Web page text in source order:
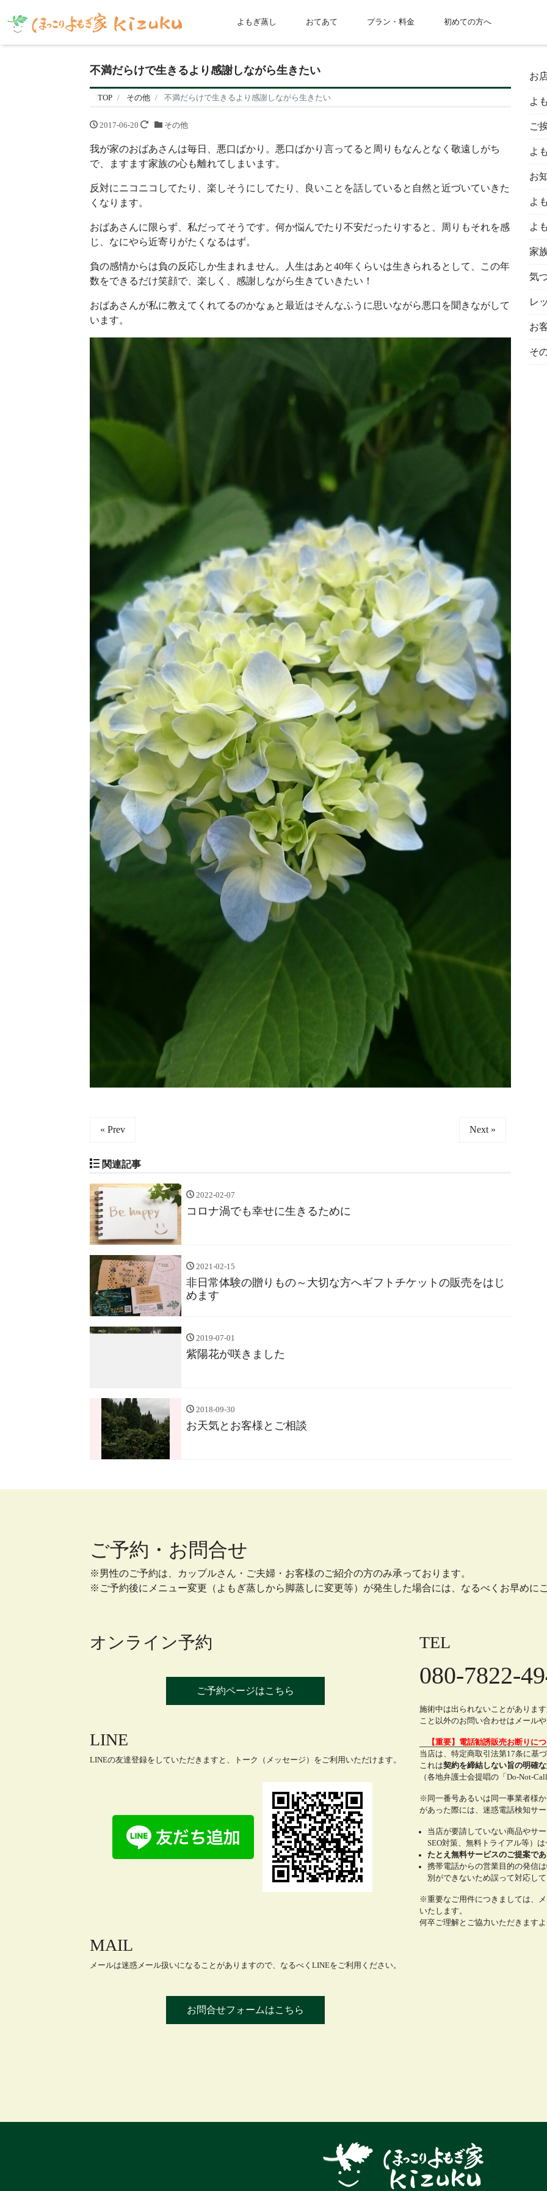
よもぎ蒸し おてあて プラン・料金 初めての方へ
不満だらけで生きるより感謝しながら生きたい
TOP その他 不満だらけで生きるより感謝しながら生きたい
2017-06-20 その他
我が家のおばあさんは毎日、悪口ばかり。悪口ばかり言ってると周りもなんとなく敬遠しがち
で、ますます家族の心も離れてしまいます。
反対にニコニコしてたり、楽しそうにしてたり、良いことを話していると自然と近づいていきた
くなります。
おばあさんに限らず、私だってそうです。何か悩んでたり不安だったりすると、周りもそれを感
じ、なにやら近寄りがたくなるはず。
負の感情からは負の反応しか生まれません。人生はあと40年くらいは生きられるとして、この年
数をできるだけ笑顔で、楽しく、感謝しながら生きていきたい！
おばあさんが私に教えてくれてるのかなぁと最近はそんなふうに思いながら悪口を聞きながして
います。
« Prev Next »
関連記事
2022-02-07
コロナ渦でも幸せに生きるために
2021-02-15
非日常体験の贈りもの～大切な方へギフトチケットの販売をはじ
めます
2019-07-01
紫陽花が咲きました
2018-09-30
お天気とお客様とご相談
お
よ
ご
よ
お
よ
よ
家
気
レ
お
そ
ご予約・お問合せ
※男性のご予約は、カップルさん・ご夫婦・お客様のご紹介の方のみ承っております。
※ご予約後にメニュー変更（よもぎ蒸しから脚蒸しに変更等）が発生した場合には、なるべくお早めに
オンライン予約
ご予約ページはこちら
LINE
LINEの友達登録をしていただきますと、トーク（メッセージ）をご利用いただけます。
MAIL
メールは迷惑メール扱いになることがありますので、なるべくLINEをご利用ください。
お問合せフォームはこちら
TEL
080-7822-
施術中は出られないことがありま
こと以外のお問い合わせはメール
【重要】電話勧誘販売お断りに
当店は、特定商取引法第17条に基
これは契約を締結しない旨の明確
（各地弁護士会提唱の「Do-Not-
※同一番号あるいは同一事業者様
があった際には、迷惑電話検知サ
当店が要請していない商品やサ
SEO対策、無料トライアル等）は
たとえ無料サービスのご提案で
携帯電話からの営業目的の発信
別ができないため誤って対応し
※重要なご用件につきましては、
いたします。
何卒ご理解とご協力いただきます